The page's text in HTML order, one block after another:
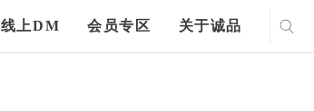
线上DM 会员专区 关于诚品